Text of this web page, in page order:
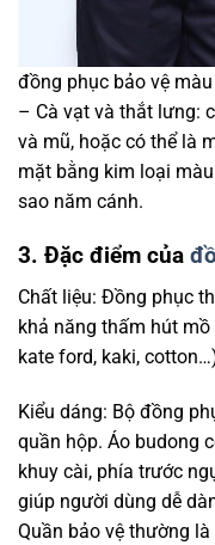
đồng phục bảo vệ
– Cà vạt và thắt lưng:
và mũ, hoặc có thể là
mặt bằng kim loại
sao năm cánh.
3. Đặc điểm của
Chất liệu: Đồng phục
khả năng thấm hút
kate ford, kaki,
Kiểu dáng: Bộ đồng
quần hộp. Áo budong
khuy cài, phía trước
giúp người dùng dễ
Quần bảo vệ thường